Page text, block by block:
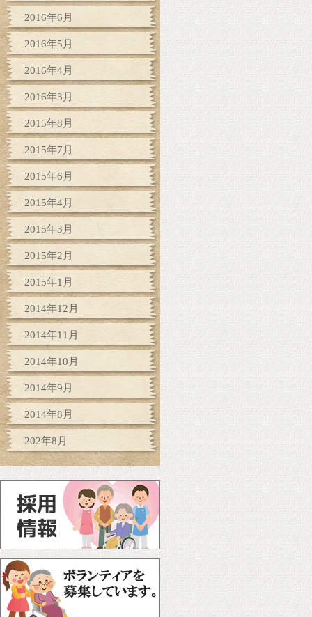
2016年6月
2016年5月
2016年4月
2016年3月
2015年8月
2015年7月
2015年6月
2015年4月
2015年3月
2015年2月
2015年1月
2014年12月
2014年11月
2014年10月
2014年9月
2014年8月
202年8月